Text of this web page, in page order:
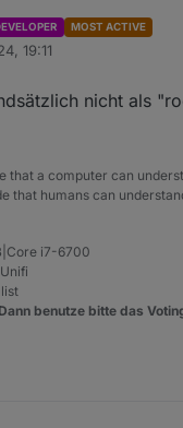
sudo apt
information...
MOST ACTIVE
19:11
nicht als
that a computer can
that humans can
i7-6700
benutze bitte das